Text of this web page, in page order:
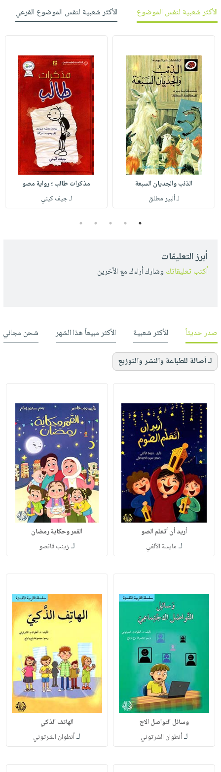
الأكثر شعبية لنفس الموضوع
الأكثر شعبية لنفس الموضوع الفرعي
الذئب والجديان السبعة
لـ ألبير مطلق
مذكرات طالب ؛ رواية مصو
لـ جيف كيني
1
2
3
4
5
أبرز التعليقات
أكتب تعليقاتك وشارك أراءك مع الأخرين
صدر حديثاً الأكثر شعبية الأكثر مبيعاً هذا الشهر شحن مجاني
لـ أصالة للطباعة والنشر والتوزيع
أريد أن أتعلم الصو
لـ مايسة الألفي
القمر وحكاية رمضان
لـ زينب قانصو
وسائل التواصل الاج
لـأنطوان الشرتوني
الهاتف الذكي
لـأنطوان الشرتوني